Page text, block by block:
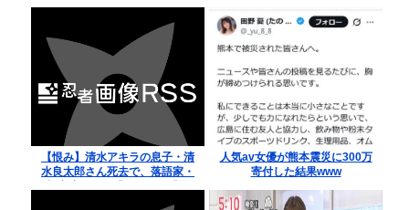
集めた存在になり
【恨み】清水アキラの息子・清
水良太郎さん死去で、落語家・
人気av女優が熊本震災に300万
寄付した結果www